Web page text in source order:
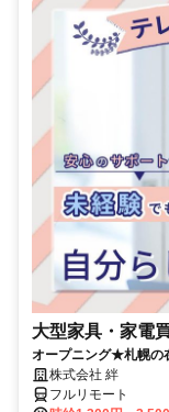
大型家具・家電
オープニング★札幌の
株式会社 絆
フルリモート